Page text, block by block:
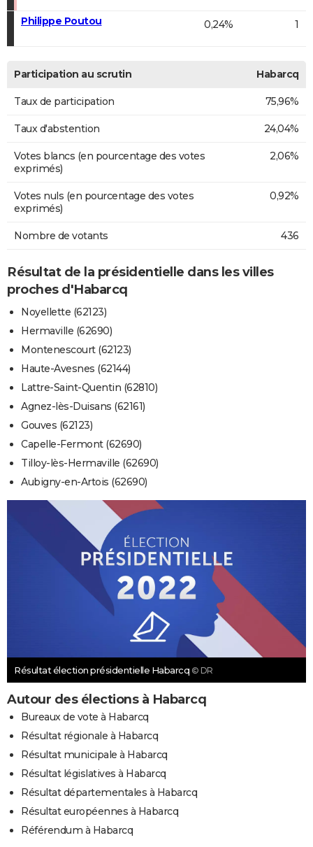
Philippe Poutou 0,24% 1
Participation au scrutin Habarcq
Taux de participation 75,96%
Taux d'abstention 24,04%
Votes blancs (en pourcentage des votes
exprimés)
2,06%
Votes nuls (en pourcentage des votes
exprimés)
0,92%
Nombre de votants 436
Résultat de la présidentielle dans les villes
proches d'Habarcq
Noyellette (62123)
Hermaville (62690)
Montenescourt (62123)
Haute-Avesnes (62144)
Lattre-Saint-Quentin (62810)
Agnez-lès-Duisans (62161)
Gouves (62123)
Capelle-Fermont (62690)
Tilloy-lès-Hermaville (62690)
Aubigny-en-Artois (62690)
Résultat élection présidentielle Habarcq © DR
Autour des élections à Habarcq
Bureaux de vote à Habarcq
Résultat régionale à Habarcq
Résultat municipale à Habarcq
Résultat législatives à Habarcq
Résultat départementales à Habarcq
Résultat européennes à Habarcq
Référendum à Habarcq